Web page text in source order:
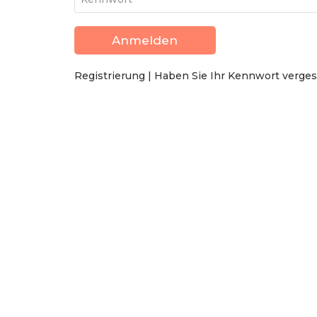
Registrierung | Haben Sie Ihr Kennwort